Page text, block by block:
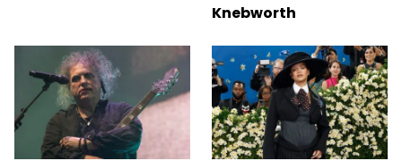
Knebworth